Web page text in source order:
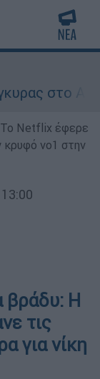
στο
Το Netflix έφερε
κρυφό νο1 στην
βράδυ: Η
τις
για νίκη